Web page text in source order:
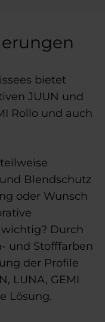
bietet
JUUN und
Rollo und auch
Blendschutz
oder Wunsch
Durch
und Stofffarben
der Profile
LUNA, GEMI
Lösung.